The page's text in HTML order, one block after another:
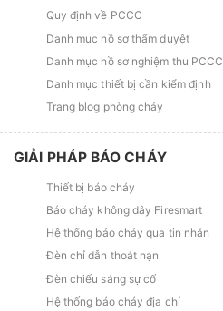
Quy định về PCCC
Danh mục hồ sơ thẩm duyệt
Danh mục hồ sơ nghiệm thu PCCC
Danh mục thiết bị cần kiểm định
Trang blog phòng cháy
GIẢI PHÁP BÁO CHÁY
Thiết bị báo cháy
Báo cháy không dây Firesmart
Hệ thống báo cháy qua tin nhắn
Đèn chỉ dẫn thoát nạn
Đèn chiếu sáng sự cố
Hệ thống báo cháy địa chỉ